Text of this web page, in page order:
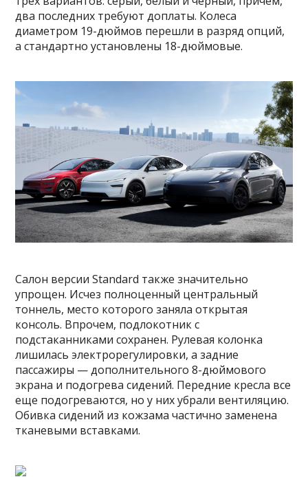
два последних требуют доплаты. Колеса
диаметром 19-дюймов перешли в разряд опций,
а стандартно установлены 18-дюймовые.
Салон версии Standard также значительно
упрощен. Исчез полноценный центральный
тоннель, место которого заняла открытая
консоль. Впрочем, подлокотник с
подстаканниками сохранен. Рулевая колонка
лишилась электрорегулировки, а задние
пассажиры — дополнительного 8-дюймового
экрана и подогрева сидений. Передние кресла все
еще подогреваются, но у них убрали вентиляцию.
Обивка сидений из кожзама частично заменена
тканевыми вставками.